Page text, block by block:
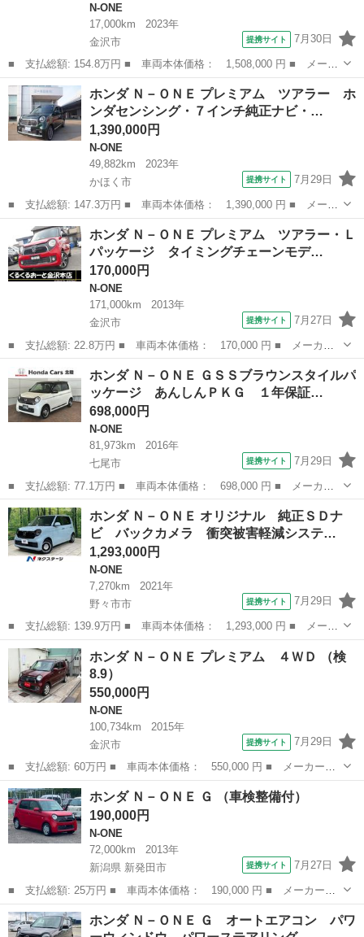
N-ONE
17,000km
2023年
金沢市
提携サイト 7月30日
■ 支払総額: 154.8万円 ■ 車両本体価格： 1,508,000 円 ■ メーカ
ー名： ホンダ ■ 車種名： Ｎ－ＯＮＥ ■ グレード名： オリジ
ナルスタイルプラスアーバン 純正ナビ バックカメラ オートライ
ト 純正...
石川 金沢市 N-ONE
ホンダ Ｎ－ＯＮＥ プレミアム ツアラー ホ
ンダセンシング・７インチ純正ナビ・…
1,390,000円
N-ONE
49,882km
2023年
かほく市
提携サイト 7月29日
■ 支払総額: 147.3万円 ■ 車両本体価格： 1,390,000 円 ■ メーカ
ー名： ホンダ ■ 車種名： Ｎ－ＯＮＥ ■ グレード名： プレミ
アム ツアラー ホンダセンシング・７インチ純正ナビ・ＴＶ・Ｂｌ
ｕｅｔｏ...
石川 かほく市 N-ONE
ホンダ Ｎ－ＯＮＥ プレミアム ツアラー・Ｌ
パッケージ タイミングチェーンモデ…
170,000円
N-ONE
171,000km
2013年
金沢市
提携サイト 7月27日
■ 支払総額: 22.8万円 ■ 車両本体価格： 170,000 円 ■ メーカー
名： ホンダ ■ 車種名： Ｎ－ＯＮＥ ■ グレード名： プレミア
ム ツアラー・Ｌパッケージ タイミングチェーンモデル ナビ 地
デジ ＣＤ／...
石川 N-ONE
ホンダ Ｎ－ＯＮＥ ＧＳＳブラウンスタイルパ
ッケージ あんしんＰＫＧ １年保証…
698,000円
N-ONE
81,973km
2016年
七尾市
提携サイト 7月29日
■ 支払総額: 77.1万円 ■ 車両本体価格： 698,000 円 ■ メーカー
名： ホンダ ■ 車種名： Ｎ－ＯＮＥ ■ グレード名： ＧＳＳブ
ラウンスタイルパッケージ あんしんＰＫＧ １年保証 ワンオ－ナ
－ ＴＶ Ｒ...
石川 七尾市 N-ONE
ホンダ Ｎ－ＯＮＥ オリジナル 純正ＳＤナ
ビ バックカメラ 衝突被害軽減システ…
1,293,000円
N-ONE
7,270km
2021年
野々市市
提携サイト 7月29日
■ 支払総額: 139.9万円 ■ 車両本体価格： 1,293,000 円 ■ メーカ
ー名： ホンダ ■ 車種名： Ｎ－ＯＮＥ ■ グレード名： オリジ
ナル 純正ＳＤナビ バックカメラ 衝突被害軽減システム レーダ
ークルー...
石川 野々市市 N-ONE
ホンダ Ｎ－ＯＮＥ プレミアム ４ＷＤ （検
8.9）
550,000円
N-ONE
100,734km
2015年
金沢市
提携サイト 7月29日
■ 支払総額: 60万円 ■ 車両本体価格： 550,000 円 ■ メーカー
名： ホンダ ■ 車種名： Ｎ－ＯＮＥ ■ グレード名： プレミア
ム ４ＷＤ ■ 排気量： 660cc ■ ドア枚数： 5D ■ ミッション：
...
石川 金沢市 N-ONE
ホンダ Ｎ－ＯＮＥ Ｇ （車検整備付）
190,000円
N-ONE
72,000km
2013年
新潟県 新発田市
提携サイト 7月27日
■ 支払総額: 25万円 ■ 車両本体価格： 190,000 円 ■ メーカー
名： ホンダ ■ 車種名： Ｎ－ＯＮＥ ■ グレード名： Ｇ ■ 排
気量： 660cc ■ ドア枚数： 5D ■ ミッション： CVT ■ 店舗...
新潟 新発田市 N-ONE
ホンダ Ｎ－ＯＮＥ Ｇ オートエアコン パワ